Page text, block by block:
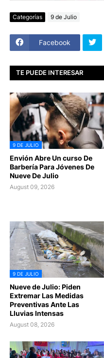
Categorías 9 de Julio
Facebook
TE PUEDE INTERESAR
9 DE JULIO
Envión Abre Un curso De
Barbería Para Jóvenes De
Nueve De Julio
August 09, 2026
9 DE JULIO
Nueve de Julio: Piden
Extremar Las Medidas
Preventivas Ante Las
Lluvias Intensas
August 08, 2026